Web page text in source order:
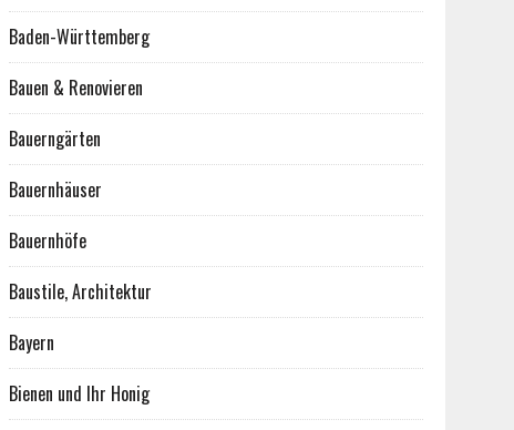
Baden-Württemberg
Bauen & Renovieren
Bauerngärten
Bauernhäuser
Bauernhöfe
Baustile, Architektur
Bayern
Bienen und Ihr Honig